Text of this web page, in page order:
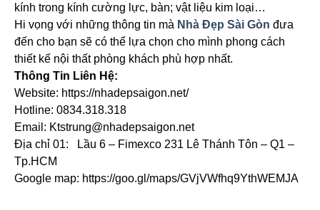
kính trong kính cường lực, bàn; vật liệu kim loại…
Hi vọng với những thông tin mà Nhà Đẹp Sài Gòn đưa
đến cho bạn sẽ có thể lựa chọn cho mình phong cách
thiết kế nội thất phòng khách phù hợp nhất.
Thông Tin Liên Hệ:
Website: https://nhadepsaigon.net/
Hotline: 0834.318.318
Email: Ktstrung@nhadepsaigon.net
Địa chỉ 01: Lầu 6 – Fimexco 231 Lê Thánh Tôn – Q1 –
Tp.HCM
Google map: https://goo.gl/maps/GVjVWfhq9YthWEMJA